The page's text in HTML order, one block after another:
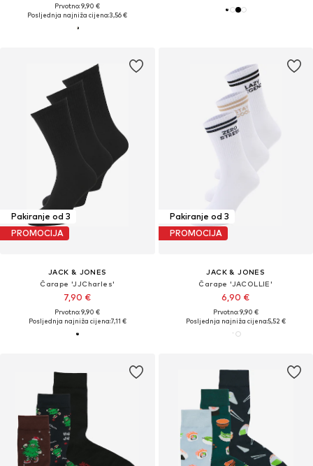
Prvotno: 9,90 €
Posljednja najniža cijena:3,56 €
Pakiranje od 3
PROMOCIJA
JACK & JONES
Čarape 'JJCharles'
7,90 €
Prvotno: 9,90 €
Posljednja najniža cijena:7,11 €
Pakiranje od 3
PROMOCIJA
JACK & JONES
Čarape 'JACOLLIE'
6,90 €
Prvotno: 9,90 €
Posljednja najniža cijena:5,52 €